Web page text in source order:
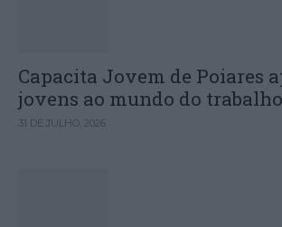
Capacita Jovem de Poiares
jovens ao mundo do trabalho
31 DE JULHO, 2026